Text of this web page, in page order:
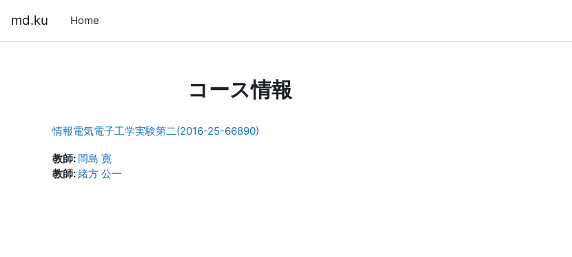
md.ku Home
コース情報
情報電気電子工学実験第二(2016-25-66890)
教師: 岡島 寛
教師:緒方 公一